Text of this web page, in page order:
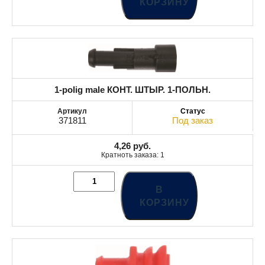
1-polig male КОНТ. ШТЫР. 1-ПОЛЬН.
371811 Под заказ
4,26 руб.
Кратноть заказа: 1
В
КОРЗИНУ